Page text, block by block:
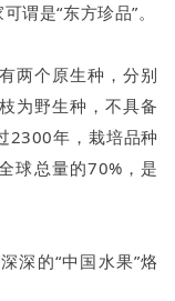
谓是“东方珍品”。
两个原生种，分别
为野生种，不具备
2300年，栽培品种
球总量的70%，是
深的“中国水果”烙